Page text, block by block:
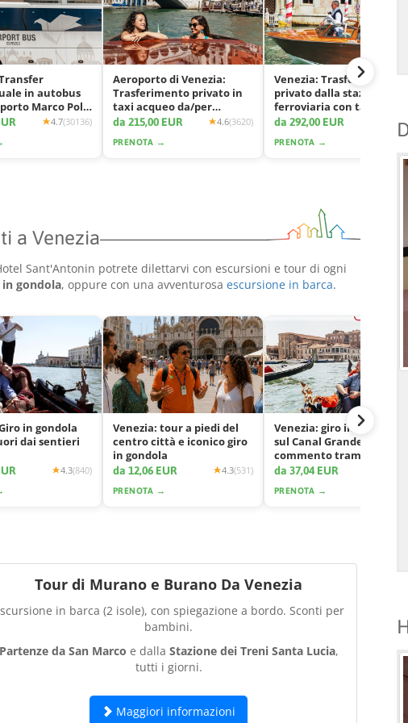
in autobus
Marco Polo
4.7(30136)
Aeroporto di Venezia:
Trasferimento privato in
taxi acqueo da/per
Venezia
da 215,00 EUR 4.6(3620)
PRENOTA →
Venezia: Trasferimento
privato dalla stazione
ferroviaria con taxi
acqueo
da 292,00 EUR (119)
PRENOTA →
a Venezia
Sant'Antonin potrete dilettarvi con escursioni e tour di ogni
gondola, oppure con una avventurosa escursione in barca.
in gondola
dai sentieri
4.3(840)
Venezia: tour a piedi del
centro città e iconico giro
in gondola
da 12,06 EUR 4.3(531)
PRENOTA →
Venezia: giro in gondola
sul Canal Grande con
commento tramite app
da 37,04 EUR
PRENOTA →
Tour di Murano e Burano Da Venezia
in barca (2 isole), con spiegazione a bordo. Sconti per
bambini.
Partenze da San Marco e dalla Stazione dei Treni Santa Lucia,
tutti i giorni.
Maggiori informazioni